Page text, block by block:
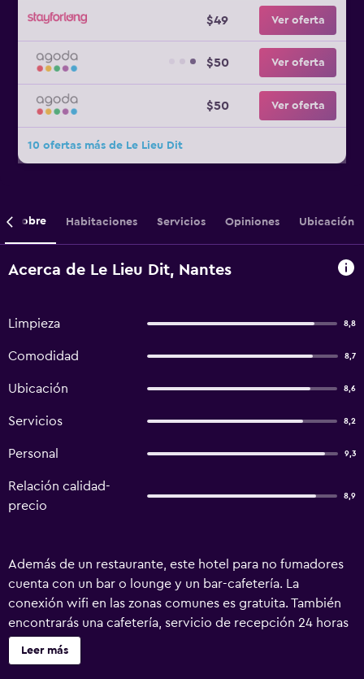
$49 Ver oferta
$50 Ver oferta
$50 Ver oferta
10 ofertas más de Le Lieu Dit
Sobre Habitaciones Servicios Opiniones Ubicación
Acerca de Le Lieu Dit, Nantes
Limpieza 8,8
Comodidad 8,7
Ubicación 8,6
Servicios 8,2
Personal 9,3
Relación calidad-
precio
8,9
Además de un restaurante, este hotel para no fumadores
cuenta con un bar o lounge y un bar-cafetería. La
conexión wifi en las zonas comunes es gratuita. También
encontrarás una cafetería, servicio de recepción 24 horas
y un supermercado. Se ofrece un servicio de limpieza a
petición. Le Lieu Dit ofrece 31 alojamientos con periódicos
Leer más